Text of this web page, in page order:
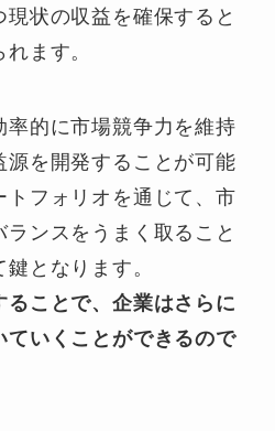
現状の収益を確保すると
ます。
率的に市場競争力を維持
源を開発することが可能
トフォリオを通じて、市
ンスをうまく取ること
となります。
ることで、企業はさらに
ていくことができるので